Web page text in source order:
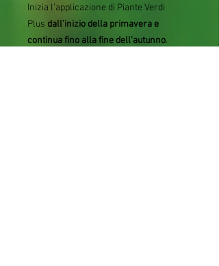
Inizia l’applicazione di Piante Verdi
Plus dall’inizio della primavera e
continua fino alla fine dell’autunno.